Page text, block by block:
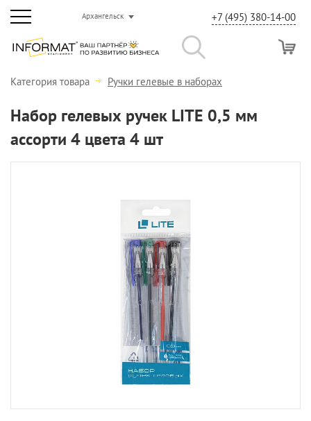
Архангельск +7 (495) 380-14-00
Категория товара Ручки гелевые в наборах
Набор гелевых ручек LITE 0,5 мм
ассорти 4 цвета 4 шт